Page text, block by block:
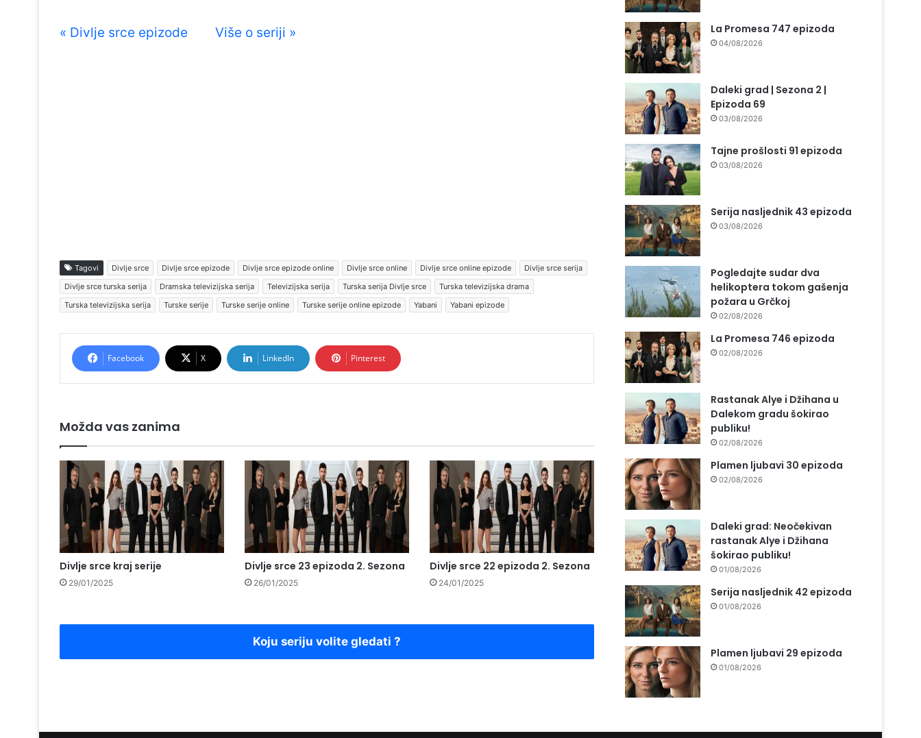
« Divlje srce epizode Više o seriji »
Tagovi Divlje srce Divlje srce epizode Divlje srce epizode online Divlje srce online Divlje srce online epizode
Divlje srce serija
Divlje srce turska serija
Dramska televizijska serija Televizijska serija Turska serija Divlje srce
Turska televizijska drama
Turska televizijska serija
Turske serije Turske serije online Turske serije online epizode Yabani Yabani epizode
Facebook X LinkedIn Pinterest
Možda vas zanima
Divlje srce kraj serije
29/01/2025
Divlje srce 23 epizoda 2. Sezona
26/01/2025
Divlje srce 22 epizoda 2. Sezona
24/01/2025
Koju seriju volite gledati ?
La Promesa 747 epizoda
04/08/2026
Daleki grad | Sezona 2 |
Epizoda 69
03/08/2026
Tajne prošlosti 91 epizoda
03/08/2026
Serija nasljednik 43 epizoda
03/08/2026
Pogledajte sudar dva
helikoptera tokom gašenja
požara u Grčkoj
02/08/2026
La Promesa 746 epizoda
02/08/2026
Rastanak Alye i Džihana u
Dalekom gradu šokirao
publiku!
02/08/2026
Plamen ljubavi 30 epizoda
02/08/2026
Daleki grad: Neočekivan
rastanak Alye i Džihana
šokirao publiku!
01/08/2026
Serija nasljednik 42 epizoda
01/08/2026
Plamen ljubavi 29 epizoda
01/08/2026